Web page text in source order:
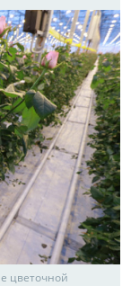
цветочной